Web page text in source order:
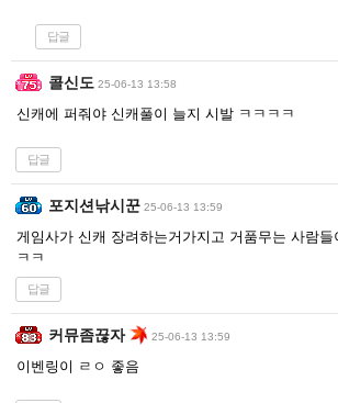
답글
콜신도 25-06-13 13:58
신캐에 퍼줘야 신캐풀이 늘지 시발 ㅋㅋㅋㅋ
답글
포지션낚시꾼 25-06-13 13:59
게임사가 신캐 장려하는거가지고 거품무는 사람
ㅋㅋ
답글
커뮤좀끊자 25-06-13 13:59
이벤링이 ㄹㅇ 좋음